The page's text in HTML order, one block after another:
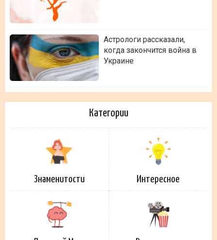
Астрологи рассказали,
когда закончится война в
Украине
Категории
Знаменитости Интересное